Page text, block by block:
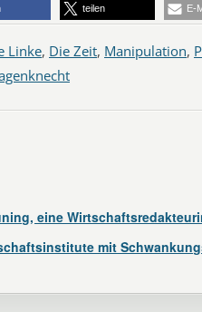
teilen E-
Linke, Die Zeit, Manipulation,
eine
mit